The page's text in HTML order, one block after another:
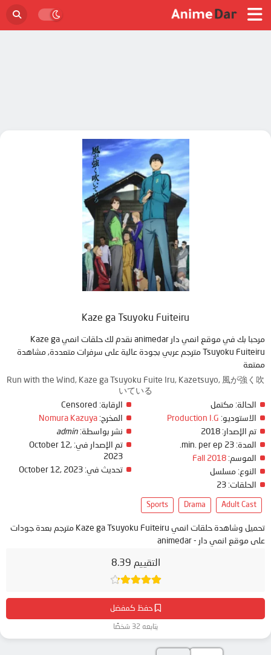
التقييم 8.39
حفظ كمفضل
يتابعه 32 شخصًا
Kaze ga Tsuyoku Fuiteiru
مرحبا بك في موقع انمي دار animedar نقدم لك حلقات انمي Kaze ga
Tsuyoku Fuiteiru مترجم عربي بجودة عالية على سرفرات متعددة, مشاهدة
ممتعة
Run with the Wind, Kaze ga Tsuyoku Fuite Iru, Kazetsuyo, 風が強く吹
いている
الحالة: مكتمل
الاستوديو: Production I.G
تم الإصدار:
المدة:
الموسم: Fall 2018
النوع: مسلسل
الحلقات:
الرقابة:
المخرج: Nomura Kazuya
نشر بواسطة: admin
تم الإصدار في: October 12,
2023
تحديث في: October 12, 2023
Adult Cast
Drama
Sports
تحميل وشاهدة حلقات انمي Kaze ga Tsuyoku Fuiteiru مترجم بعدة جودات
على موقع انمي دار - animedar